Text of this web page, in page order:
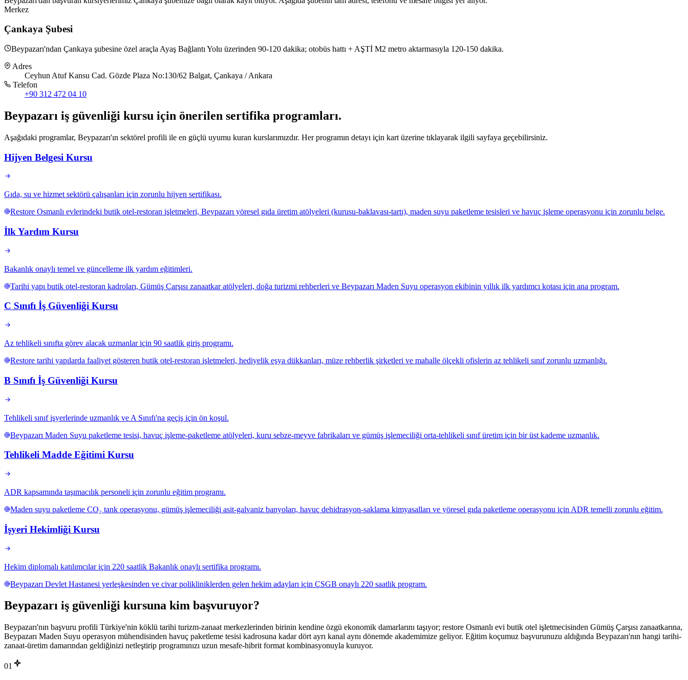
Merkez
Çankaya Şubesi
Beypazarı'ndan Çankaya şubesine özel araçla Ayaş Bağlantı Yolu üzerinden 90-120 dakika; otobüs hattı + AŞTİ M2 metro aktarmasıyla 120-150 dakika.
Adres
Ceyhun Atuf Kansu Cad. Gözde Plaza No:130/62 Balgat, Çankaya / Ankara
Telefon
+90 312 472 04 10
Beypazarı iş güvenliği kursu için önerilen sertifika programları.
Aşağıdaki programlar, Beypazarı'ın sektörel profili ile en güçlü uyumu kuran kurslarımızdır. Her programın detayı için kart üzerine tıklayarak ilgili sayfaya geçebilirsiniz.
Hijyen Belgesi Kursu
Gıda, su ve hizmet sektörü çalışanları için zorunlu hijyen sertifikası.
Restore Osmanlı evlerindeki butik otel-restoran işletmeleri, Beypazarı yöresel gıda üretim atölyeleri (kurusu-baklavası-tartı), maden suyu paketleme tesisleri ve havuç işleme operasyonu için zorunlu belge.
İlk Yardım Kursu
Bakanlık onaylı temel ve güncelleme ilk yardım eğitimleri.
Tarihi yapı butik otel-restoran kadroları, Gümüş Çarşısı zanaatkar atölyeleri, doğa turizmi rehberleri ve Beypazarı Maden Suyu operasyon ekibinin yıllık ilk yardımcı kotası için ana program.
C Sınıfı İş Güvenliği Kursu
Az tehlikeli sınıfta görev alacak uzmanlar için 90 saatlik giriş programı.
Restore tarihi yapılarda faaliyet gösteren butik otel-restoran işletmeleri, hediyelik eşya dükkanları, müze rehberlik şirketleri ve mahalle ölçekli ofislerin az tehlikeli sınıf zorunlu uzmanlığı.
B Sınıfı İş Güvenliği Kursu
Tehlikeli sınıf işyerlerinde uzmanlık ve A Sınıfı'na geçiş için ön koşul.
Beypazarı Maden Suyu paketleme tesisi, havuç işleme-paketleme atölyeleri, kuru sebze-meyve fabrikaları ve gümüş işlemeciliği orta-tehlikeli sınıf üretim için bir üst kademe uzmanlık.
Tehlikeli Madde Eğitimi Kursu
ADR kapsamında taşımacılık personeli için zorunlu eğitim programı.
Maden suyu paketleme CO₂ tank operasyonu, gümüş işlemeciliği asit-galvaniz banyoları, havuç dehidrasyon-saklama kimyasalları ve yöresel gıda paketleme operasyonu için ADR temelli zorunlu eğitim.
İşyeri Hekimliği Kursu
Hekim diplomalı katılımcılar için 220 saatlik Bakanlık onaylı sertifika programı.
Beypazarı Devlet Hastanesi yerleşkesinden ve civar polikliniklerden gelen hekim adayları için ÇSGB onaylı 220 saatlik program.
Beypazarı iş güvenliği kursuna kim başvuruyor?
Beypazarı'nın başvuru profili Türkiye'nin köklü tarihi turizm-zanaat merkezlerinden birinin kendine özgü ekonomik damarlarını taşıyor; restore Osmanlı evi butik otel işletmecisinden Gümüş Çarşısı zanaatkarına,
Beypazarı Maden Suyu operasyon mühendisinden havuç paketleme tesisi kadrosuna kadar dört ayrı kanal aynı dönemde akademimize geliyor. Eğitim koçumuz başvurunuzu aldığında Beypazarı'nın hangi tarihi-
zanaat-üretim damarından geldiğinizi netleştirip programınızı uzun mesafe-hibrit format kombinasyonuyla kuruyor.
01